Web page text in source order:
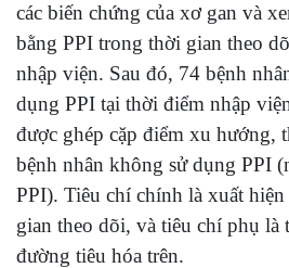
các biến chứng của xơ gan và
bằng PPI trong thời gian theo
nhập viện. Sau đó, 74 bệnh
dụng PPI tại thời điểm nhập
được ghép cặp điểm xu hướng,
bệnh nhân không sử dụng PPI
PPI). Tiêu chí chính là xuất
gian theo dõi, và tiêu chí phụ là
đường tiêu hóa trên.